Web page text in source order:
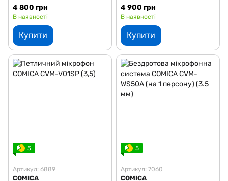
(на 2 персони) (3.5 мм)
4 800 грн
В наявності
Купити
MI2 (на 2 персони) (Lightning)
4 900 грн
В наявності
Купити
5
Артикул: 6889
COMICA
5
Артикул: 7060
COMICA